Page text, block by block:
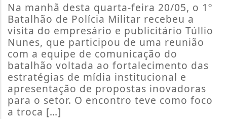
Na manhã desta quarta-feira 20/05, o 1º
Batalhão de Polícia Militar recebeu a
visita do empresário e publicitário Túllio
Nunes, que participou de uma reunião
com a equipe de comunicação do
batalhão voltada ao fortalecimento das
estratégias de mídia institucional e
apresentação de propostas inovadoras
para o setor. O encontro teve como foco
a troca […]